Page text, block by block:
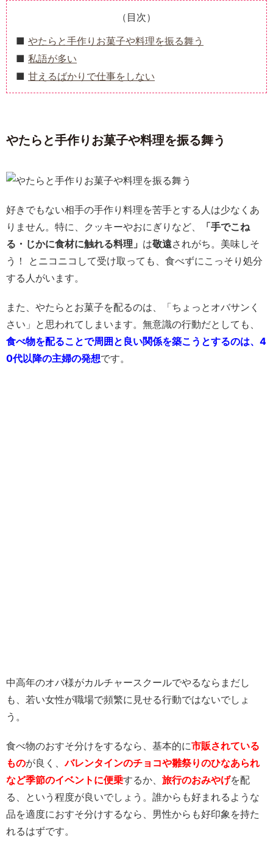
（目次）
やたらと手作りお菓子や料理を振る舞う
私語が多い
甘えるばかりで仕事をしない
やたらと手作りお菓子や料理を振る舞う
好きでもない相手の手作り料理を苦手とする人は少なくあ
りません。特に、クッキーやおにぎりなど、
「手でこね
る・じかに食材に触れる料理」 は敬遠されがち。美味しそ
う！ とニコニコして受け取っても、食べずにこっそり処分
する人がいます。
また、やたらとお菓子を配るのは、「ちょっとオバサンく
さい」と思われてしまいます。無意識の行動だとしても、
食べ物を配ることで周囲と良い関係を築こうとするのは、4
0代以降の主婦の発想です。
中高年のオバ様がカルチャースクールでやるならまだし
も、若い女性が職場で頻繁に見せる行動ではないでしょ
う。
食べ物のおすそ分けをするなら、基本的に市販されている
ものが良く、バレンタインのチョコや雛祭りのひなあられ
など季節のイベントに便乗するか、 旅行のおみやげを配
る、という程度が良いでしょう。誰からも好まれるような
品を適度におすそ分けするなら、男性からも好印象を持た
れるはずです。